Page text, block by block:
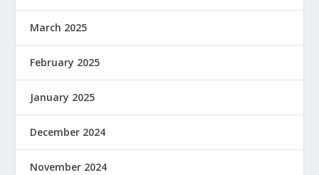
March 2025
February 2025
January 2025
December 2024
November 2024